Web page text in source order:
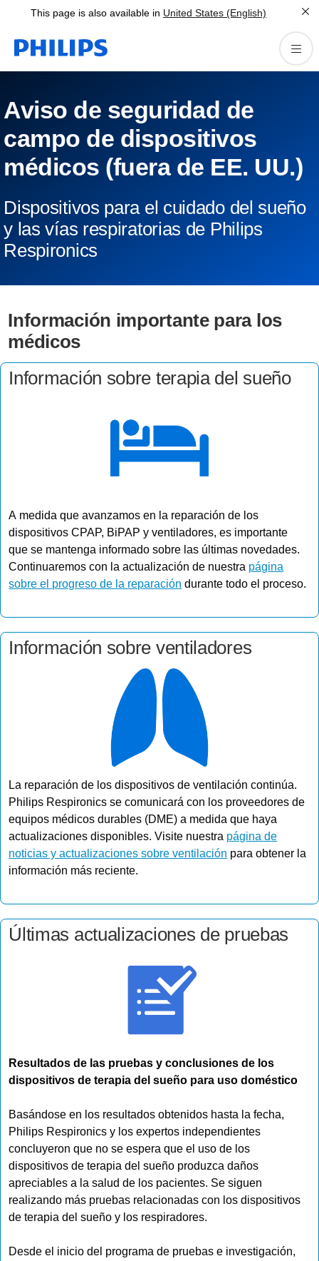
This page is also available in United States (English)
Aviso de seguridad de
campo de dispositivos
médicos (fuera de EE. UU.)
Dispositivos para el cuidado del sueño
y las vías respiratorias de Philips
Respironics
Información importante para los
médicos
Información sobre terapia del sueño
A medida que avanzamos en la reparación de los
dispositivos CPAP, BiPAP y ventiladores, es importante
que se mantenga informado sobre las últimas novedades.
Continuaremos con la actualización de nuestra página
sobre el progreso de la reparación durante todo el proceso.
Información sobre ventiladores
La reparación de los dispositivos de ventilación continúa.
Philips Respironics se comunicará con los proveedores de
equipos médicos durables (DME) a ​​medida que haya
actualizaciones disponibles. Visite nuestra página de
noticias y actualizaciones sobre ventilación para obtener la
información más reciente.
Últimas actualizaciones de pruebas
Resultados de las pruebas y conclusiones de los
dispositivos de terapia del sueño para uso doméstico
Basándose en los resultados obtenidos hasta la fecha,
Philips Respironics y los expertos independientes
concluyeron que no se espera que el uso de los
dispositivos de terapia del sueño produzca daños
apreciables a la salud de los pacientes. Se siguen
realizando más pruebas relacionadas con los dispositivos
de terapia del sueño y los respiradores.
Desde el inicio del programa de pruebas e investigación,